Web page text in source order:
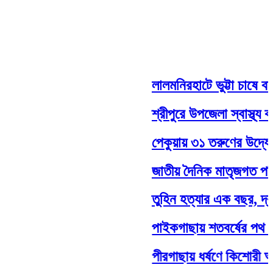
লালমনিরহাটে ভুট্টা চাষে
শ্রীপুরে উপজেলা স্বাস্থ্য
পেকুয়ায় ৩১ তরুণের
জাতীয় দৈনিক মাতৃজগত
তুহিন হত্যার এক বছর, দ্রুত
পাইকগাছায় শতবর্ষের পথ
পীরগাছায় ধর্ষণে কিশোরী